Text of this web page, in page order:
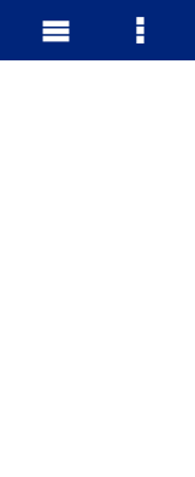
Menu Menu